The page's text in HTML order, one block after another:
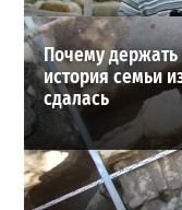
Почему
история семьи
сдалась